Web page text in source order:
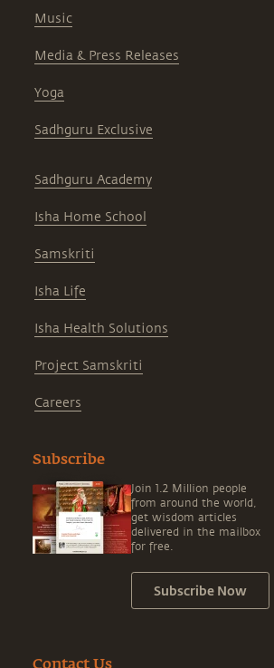
Music
Media & Press Releases
Yoga
Sadhguru Exclusive
Sadhguru Academy
Isha Home School
Samskriti
Isha Life
Isha Health Solutions
Project Samskriti
Careers
Subscribe
Join 1.2 Million people
from around the world,
get wisdom articles
delivered in the mailbox
for free.
Subscribe Now